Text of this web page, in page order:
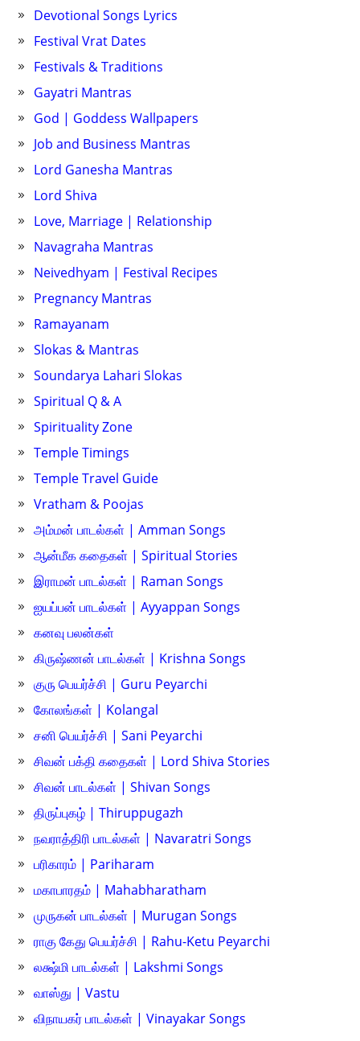
Devotional Songs Lyrics
Festival Vrat Dates
Festivals & Traditions
Gayatri Mantras
God | Goddess Wallpapers
Job and Business Mantras
Lord Ganesha Mantras
Lord Shiva
Love, Marriage | Relationship
Navagraha Mantras
Neivedhyam | Festival Recipes
Pregnancy Mantras
Ramayanam
Slokas & Mantras
Soundarya Lahari Slokas
Spiritual Q & A
Spirituality Zone
Temple Timings
Temple Travel Guide
Vratham & Poojas
அம்மன் பாடல்கள் | Amman Songs
ஆன்மீக கதைகள் | Spiritual Stories
இராமன் பாடல்கள் | Raman Songs
ஐயப்பன் பாடல்கள் | Ayyappan Songs
கனவு பலன்கள்
கிருஷ்ணன் பாடல்கள் | Krishna Songs
குரு பெயர்ச்சி | Guru Peyarchi
கோலங்கள் | Kolangal
சனி பெயர்ச்சி | Sani Peyarchi
சிவன் பக்தி கதைகள் | Lord Shiva Stories
சிவன் பாடல்கள் | Shivan Songs
திருப்புகழ் | Thiruppugazh
நவராத்திரி பாடல்கள் | Navaratri Songs
பரிகாரம் | Pariharam
மகாபாரதம் | Mahabharatham
முருகன் பாடல்கள் | Murugan Songs
ராகு கேது பெயர்ச்சி | Rahu-Ketu Peyarchi
லக்ஷ்மி பாடல்கள் | Lakshmi Songs
வாஸ்து | Vastu
விநாயகர் பாடல்கள் | Vinayakar Songs